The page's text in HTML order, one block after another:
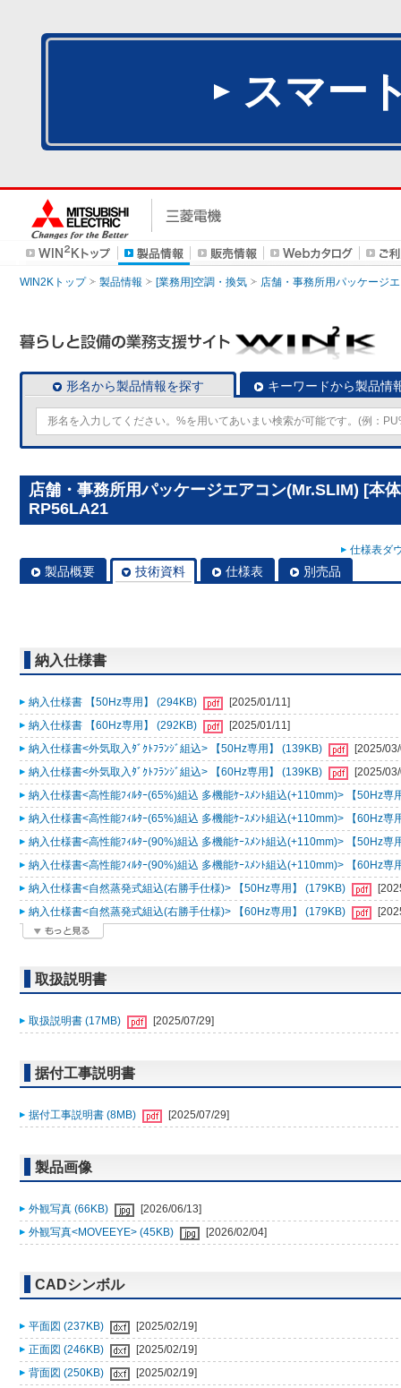
スマー
WIN2Kトップ 製品情報 [業務用]空調・換気 店舗・事務所用パッケージ
形名から製品情報を探す キーワードから製品情
店舗・事務所用パッケージエアコン(Mr.SLIM) [本
RP56LA21
仕様表ダ
製品概要 技術資料 仕様表 別売品
納入仕様書
納入仕様書 【50Hz専用】 (294KB)
[2025/01/11]
納入仕様書 【60Hz専用】 (292KB)
[2025/01/11]
納入仕様書<外気取入ﾀﾞｸﾄﾌﾗﾝｼﾞ組込> 【50Hz専用】 (139KB)
[2025/
納入仕様書<外気取入ﾀﾞｸﾄﾌﾗﾝｼﾞ組込> 【60Hz専用】 (139KB)
[2025/
納入仕様書<高性能ﾌｨﾙﾀｰ(65%)組込 多機能ｹｰｽﾒﾝﾄ組込(+110mm)> 【50Hz専
納入仕様書<高性能ﾌｨﾙﾀｰ(65%)組込 多機能ｹｰｽﾒﾝﾄ組込(+110mm)> 【60Hz専
納入仕様書<高性能ﾌｨﾙﾀｰ(90%)組込 多機能ｹｰｽﾒﾝﾄ組込(+110mm)> 【50Hz専
納入仕様書<高性能ﾌｨﾙﾀｰ(90%)組込 多機能ｹｰｽﾒﾝﾄ組込(+110mm)> 【60Hz専
納入仕様書<自然蒸発式組込(右勝手仕様)> 【50Hz専用】 (179KB)
納入仕様書<自然蒸発式組込(右勝手仕様)> 【60Hz専用】 (179KB)
取扱説明書
取扱説明書 (17MB) [2025/07/29]
据付工事説明書
据付工事説明書 (8MB) [2025/07/29]
製品画像
外観写真 (66KB)
[2026/06/13]
外観写真<MOVEEYE> (45KB)
[2026/02/04]
CADシンボル
平面図 (237KB)
[2025/02/19]
正面図 (246KB)
[2025/02/19]
背面図 (250KB)
[2025/02/19]